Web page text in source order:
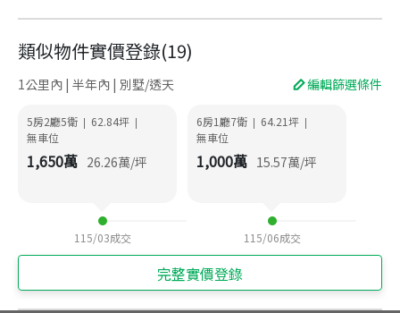
類似物件實價登錄(19)
1公里內 | 半年內 | 別墅/透天 編輯篩選條件
5房2廳5衛 | 62.84坪 |
無車位
1,650萬 26.26萬/坪
115/03成交
6房1廳7衛 | 64.21坪 |
無車位
1,000萬 15.57萬/坪
115/06成交
完整實價登錄